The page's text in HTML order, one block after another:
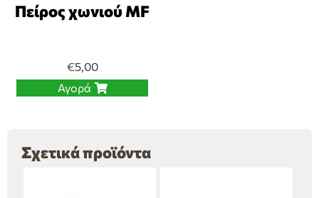
Πείρος χωνιού MF
€5,00
Αγορά
Σχετικά προϊόντα